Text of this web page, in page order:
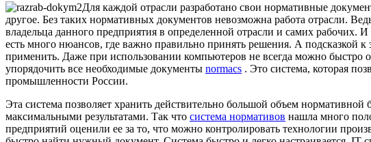
Для каждой отрасли разработано свои нормативные
другое. Без таких нормативных документов невозможна работа отрасли.
владельца данного предприятия в определенной отрасли и самих рабочих.
есть много нюансов, где важно правильно принять решения. А подсказкой
применить. Даже при использовании компьютеров не всегда можно быстро
упорядочить все необходимые документы normacs . Это система, которая
промышленности России.
Эта система позволяет хранить действительно большой объем
максимальными результатами. Так что система нормативов нашла много
предприятий оценили ее за то, что можно контролировать технологии